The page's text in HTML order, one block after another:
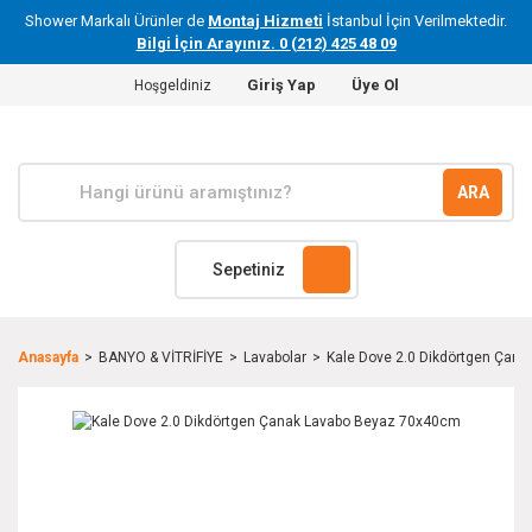
Shower Markalı Ürünler de Montaj Hizmeti İstanbul İçin Verilmektedir.
Bilgi İçin Arayınız. 0 (212) 425 48 09
Hoşgeldiniz Giriş Yap Üye Ol
ARA
Sepetiniz
Anasayfa BANYO & VİTRİFİYE Lavabolar Kale Dove 2.0 Dikdörtgen